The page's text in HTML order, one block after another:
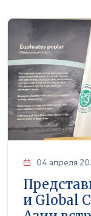
04 апреля
и Global